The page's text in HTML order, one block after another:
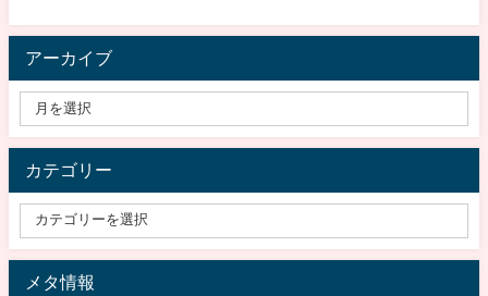
アーカイブ
カテゴリー
メタ情報